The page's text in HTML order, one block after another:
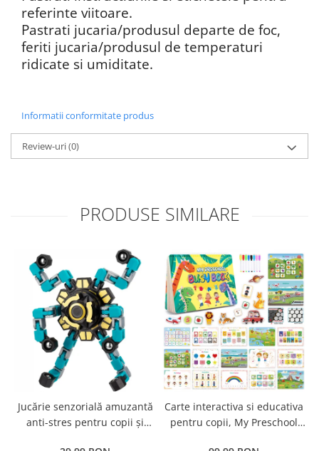
referinte viitoare.
Pastrati jucaria/produsul departe de foc,
feriti jucaria/produsul de temperaturi
ridicate si umiditate.
Informatii conformitate produs
Review-uri(0)
PRODUSE SIMILARE
Jucărie senzorială amuzantă
anti-stres pentru copii și
Carte interactiva si educativa
pentru copii, My Preschool